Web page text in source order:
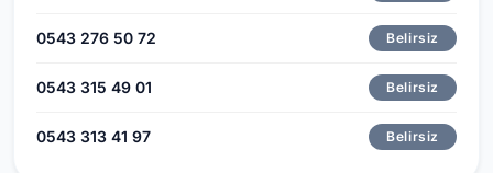
0543 276 50 72 Belirsiz
0543 315 49 01 Belirsiz
0543 313 41 97 Belirsiz